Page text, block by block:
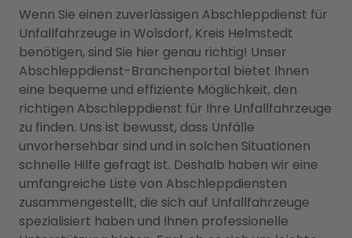
Wenn Sie einen zuverlässigen Abschleppdienst für
Unfallfahrzeuge in Wolsdorf, Kreis Helmstedt
benötigen, sind Sie hier genau richtig! Unser
Abschleppdienst-Branchenportal bietet Ihnen
eine bequeme und effiziente Möglichkeit, den
richtigen Abschleppdienst für Ihre Unfallfahrzeuge
zu finden. Uns ist bewusst, dass Unfälle
unvorhersehbar sind und in solchen Situationen
schnelle Hilfe gefragt ist. Deshalb haben wir eine
umfangreiche Liste von Abschleppdiensten
zusammengestellt, die sich auf Unfallfahrzeuge
spezialisiert haben und Ihnen professionelle